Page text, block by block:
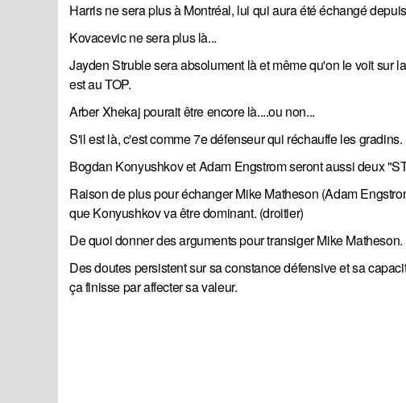
Harris ne sera plus à Montréal, lui qui aura été échangé
Kovacevic ne sera plus là...
Jayden Struble sera absolument là et même qu'on le voit sur
est au TOP.
Arber Xhekaj pourait être encore là....ou non...
S'il est là, c'est comme 7e défenseur qui réchauffe les gradins.
Bogdan Konyushkov et Adam Engstrom seront aussi deux
Raison de plus pour échanger Mike Matheson (Adam
que Konyushkov va être dominant. (droitier)
De quoi donner des arguments pour transiger Mike
Des doutes persistent sur sa constance défensive et sa
ça finisse par affecter sa valeur.